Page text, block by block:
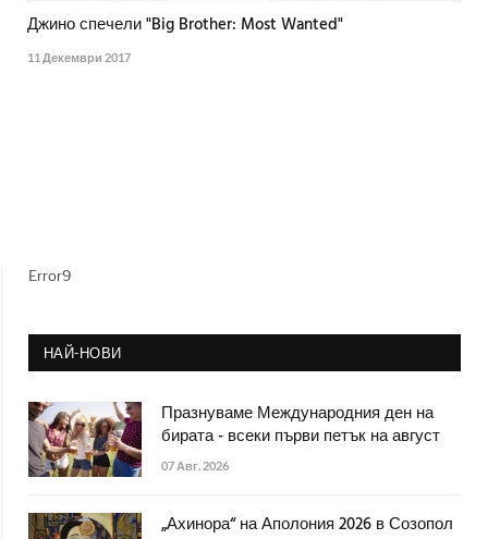
Джино спечели "Big Brother: Most Wanted"
11 Декември 2017
Error9
НАЙ-НОВИ
Празнуваме Международния ден на
бирата - всеки първи петък на август
07 Авг. 2026
„Ахинора“ на Аполония 2026 в Созопол